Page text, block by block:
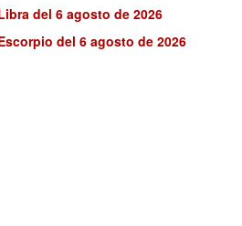
del 6 agosto de 2026
del 6 agosto de 2026